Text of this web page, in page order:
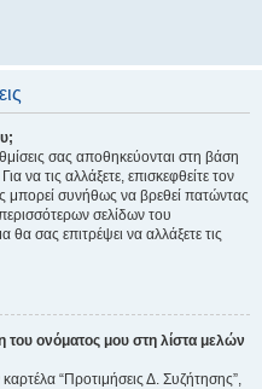
σας αποθηκεύονται στη βάση
να τις αλλάξετε, επισκεφθείτε τον
συνήθως να βρεθεί πατώντας
σελίδων του
σας επιτρέψει να αλλάξετε τις
ονόματος μου στη λίστα μελών
“Προτιμήσεις Δ. Συζήτησης”,